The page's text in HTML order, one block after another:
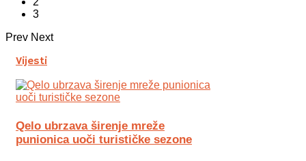
3
Prev Next
Vijesti
Qelo ubrzava širenje mreže
punionica uoči turističke sezone